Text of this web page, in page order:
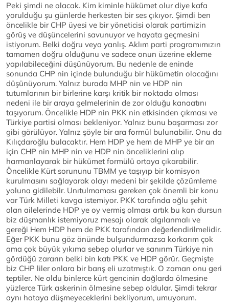
Peki şimdi ne olacak. Kim kiminle hükümet olur diye kafa
yorulduğu şu günlerde herkesten bir ses çıkıyor. Şimdi ben
öncelikle bir CHP üyesi ve bir yöneticisi olarak partimizin
görüş ve düşüncelerini savunuyor ve hayata geçmesini
istiyorum. Belki doğru veya yanlış. Aklım parti programımızın
tamamen doğru olduğunu ve sadece onun üzerine ekleme
yapılabileceğini düşünüyorum. Bu nedenle de eninde
sonunda CHP nin içinde bulunduğu bir hükümetin olacağını
düşünüyorum. Yalnız burada MHP nin ve HDP nin
tutumlarının bir birlerine karşı kritik bir noktada olması
nedeni ile bir araya gelmelerinin de zor olduğu kanaatını
taşıyorum. Öncelikle HDP nin PKK nin etkisinden çıkması ve
Türkiye partisi olması bekleniyor. Yalnız bunu başarması zor
gibi görülüyor. Yalnız şöyle bir ara formül bulunabilir. Onu da
Kılıçdaroğlu bulacaktır. Hem HDP ye hem de MHP ye bir an
için CHP nin MHP nin ve HDP nin önceliklerini alıp
harmanlayarak bir hükümet formülü ortaya çıkarabilir.
Öncelikle Kürt sorununu TBMM ye taşıyıp bir komisyon
kurulmasını sağlayarak olayı medeni bir şekilde çözümleme
yoluna gidilebilr. Unıtulmaması gereken çok önemli bir konu
var Türk Milleti kavga istemiyor. PKK tarafında oğlu şehit
olan ailelerinde HDP ye oy vermiş olması artık bu kan dursun
biz düşmanlık istemiyoruz mesajı olarak algılanmalı ve
gereği Hem HDP hem de PKK tarafından değerlendirilmelidir.
Eğer PKK bunu göz önünde bulşundurmazsa korkarım çok
ama çok büyük yıkıma sebep olurlar ve sanırım Türkiye nin
gördüğü zararın belki bin katı PKK ve HDP görür. Geçmişte
biz CHP liler onlara bir barış eli uzatmıştık. O zaman onu geri
teptiler. Ne oldu binlerce kürt gencinin dağlarda ölmesine
yüzlerce Türk askerinin ölmesine sebep oldular. Şimdi tekrar
aynı hataya düşmeyeceklerini bekliyorum, umuyorum.